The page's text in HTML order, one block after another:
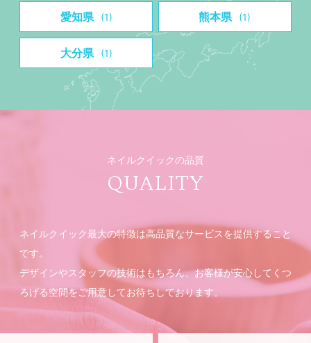
愛知県 (1) 熊本県 (1)
大分県 (1)
ネイルクイックの品質
QUALITY
ネイルクイック最大の特徴は高品質なサービスを提供すること
です。
デザインやスタッフの技術はもちろん、お客様が安心してくつ
ろげる空間をご用意してお待ちしております。